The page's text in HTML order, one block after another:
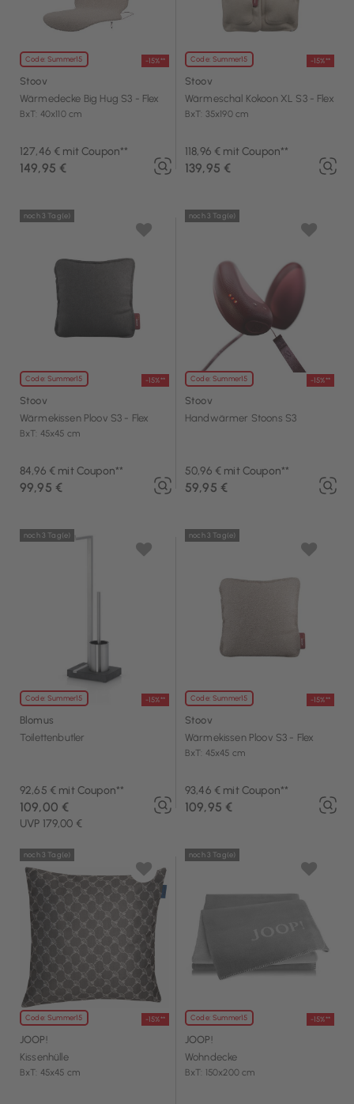
Code: Summer15 -15%**
Stoov
Wärmedecke Big Hug S3 - Flex
BxT: 40x110 cm
127,46 € mit Coupon**
149,95 €
Code: Summer15 -15%**
Stoov
Wärmeschal Kokoon XL S3 - Flex
BxT: 35x190 cm
118,96 € mit Coupon**
139,95 €
Code: Summer15 -15%**
noch 3 Tag(e)
Stoov
Wärmekissen Ploov S3 - Flex
BxT: 45x45 cm
84,96 € mit Coupon**
99,95 €
Code: Summer15 -15%**
noch 3 Tag(e)
Stoov
Handwärmer Stoons S3
50,96 € mit Coupon**
59,95 €
Code: Summer15 -15%**
noch 3 Tag(e)
Blomus
Toilettenbutler
92,65 € mit Coupon**
UVP 179,00 €
109,00 €
Code: Summer15 -15%**
noch 3 Tag(e)
Stoov
Wärmekissen Ploov S3 - Flex
BxT: 45x45 cm
93,46 € mit Coupon**
109,95 €
Code: Summer15 -15%**
noch 3 Tag(e)
JOOP!
Kissenhülle
BxT: 45x45 cm
Code: Summer15 -15%**
noch 3 Tag(e)
JOOP!
Wohndecke
BxT: 150x200 cm